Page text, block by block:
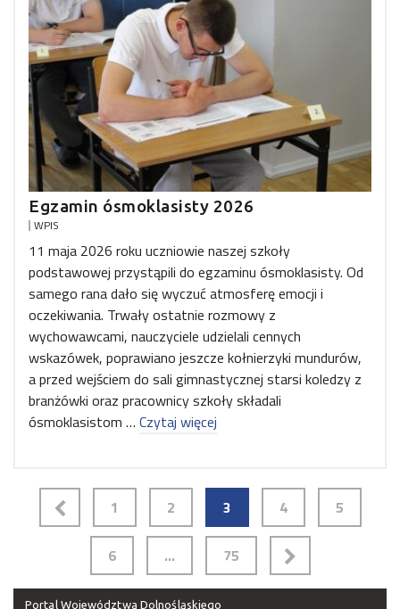
Egzamin ósmoklasisty 2026
WPIS
11 maja 2026 roku uczniowie naszej szkoły
podstawowej przystąpili do egzaminu ósmoklasisty. Od
samego rana dało się wyczuć atmosferę emocji i
oczekiwania. Trwały ostatnie rozmowy z
wychowawcami, nauczyciele udzielali cennych
wskazówek, poprawiano jeszcze kołnierzyki mundurów,
a przed wejściem do sali gimnastycznej starsi koledzy z
branżówki oraz pracownicy szkoły składali
ósmoklasistom … Czytaj więcej
1 2 3 4 5
6 … 75
Portal Województwa Dolnośląskiego